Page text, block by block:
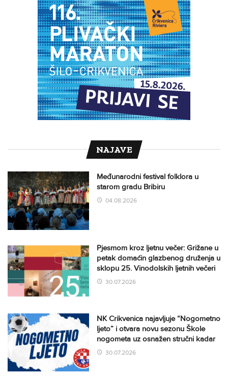
NAJAVE
Međunarodni festival folklora u
starom gradu Bribiru
04.08.2026
Pjesmom kroz ljetnu večer: Grižane u
petak domaćin glazbenog druženja u
sklopu 25. Vinodolskih ljetnih večeri
30.07.2026
NK Crikvenica najavljuje “Nogometno
ljeto” i otvara novu sezonu Škole
nogometa uz osnažen stručni kadar
30.07.2026